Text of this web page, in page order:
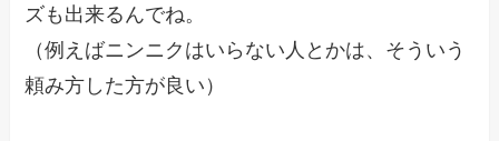
ズも出来るんでね。
（例えばニンニクはいらない人とかは、そういう
頼み方した方が良い）